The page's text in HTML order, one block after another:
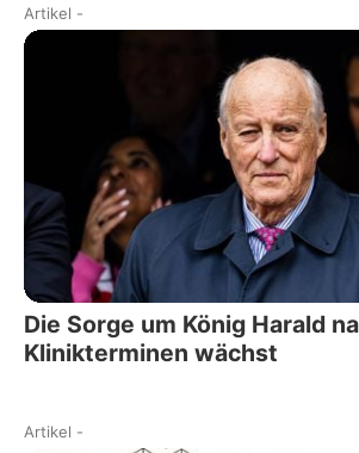
Artikel -
Die Sorge um König Harald
Klinikterminen wächst
Artikel -